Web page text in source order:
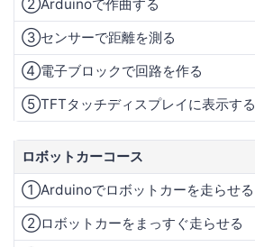
②Arduinoで作曲する
③センサーで距離を測る
④電子ブロックで回路を作る
⑤TFTタッチディスプレイに表示する
ロボットカーコース
①Arduinoでロボットカーを走らせる
②ロボットカーをまっすぐ走らせる